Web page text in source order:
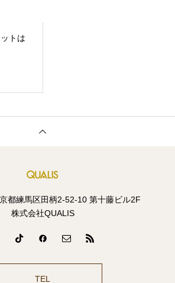
トは
都練馬区田柄2-52-10 第十藤ビル2F
株式会社QUALIS
TEL